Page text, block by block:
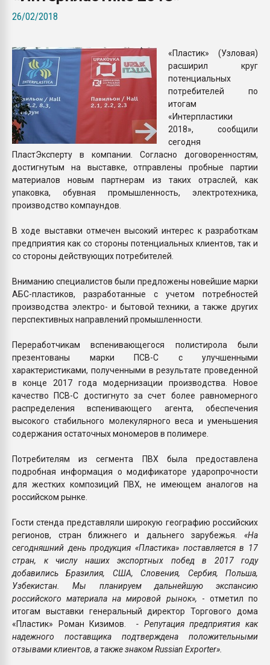
ПЕРЕЙТИ НА
26/02/2018
«Пластик» (Узловая)
расширил круг
потенциальных
потребителей по
итогам
«Интерпластики
2018», сообщили
сегодня
ПластЭксперту в компании. Согласно договоренностям,
достигнутым на выставке, отправлены пробные партии
материалов новым партнерам из таких отраслей, как
упаковка, обувная промышленность, электротехника,
производство компаундов.
В ходе выставки отмечен высокий интерес к разработкам
предприятия как со стороны потенциальных клиентов, так и
со стороны действующих потребителей.
Вниманию специалистов были предложены новейшие марки
АБС-пластиков, разработанные с учетом потребностей
производства электро- и бытовой техники, а также других
перспективных направлений промышленности.
Переработчикам вспенивающегося полистирола были
презентованы марки ПСВ-С с улучшенными
характеристиками, полученными в результате проведенной
в конце 2017 года модернизации производства. Новое
качество ПСВ-С достигнуто за счет более равномерного
распределения вспенивающего агента, обеспечения
высокого стабильного молекулярного веса и уменьшения
содержания остаточных мономеров в полимере.
Потребителям из сегмента ПВХ была предоставлена
подробная информация о модификаторе ударопрочности
для жестких композиций ПВХ, не имеющем аналогов на
российском рынке.
Гости стенда представляли широкую географию российских
регионов, стран ближнего и дальнего зарубежья. «На
сегодняшний день продукция «Пластика» поставляется в 17
стран, к числу наших экспортных побед в 2017 году
добавились Бразилия, США, Словения, Сербия, Польша,
Узбекистан.Мы планируем дальнейшую экспансию
российского материала на мировой рынок», - отметил по
итогам выставки генеральный директор Торгового дома
«Пластик» Роман Кизимов.- Репутация предприятия как
надежного поставщика подтверждена положительными
отзывами клиентов, а также знаком Russian Exporter».